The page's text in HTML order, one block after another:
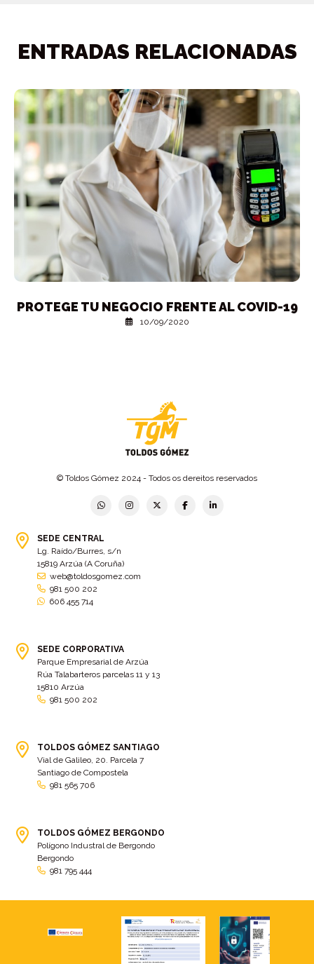
ENTRADAS RELACIONADAS
PROTEGE TU NEGOCIO FRENTE AL COVID-19
10/09/2020
© Toldos Gómez 2024 - Todos os dereitos reservados
SEDE CENTRAL
Lg. Raído/Burres, s/n
15819 Arzúa (A Coruña)
web@toldosgomez.com
981 500 202
606 455 714
SEDE CORPORATIVA
Parque Empresarial de Arzúa
Rúa Talabarteros parcelas 11 y 13
15810 Arzúa
981 500 202
TOLDOS GÓMEZ SANTIAGO
Vial de Galileo, 20. Parcela 7
Santiago de Compostela
981 565 706
TOLDOS GÓMEZ BERGONDO
Polígono Industral de Bergondo
Bergondo
981 795 444